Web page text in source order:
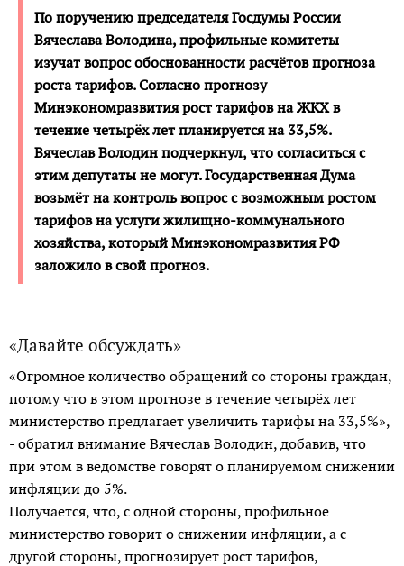
По поручению председателя Госдумы России
Вячеслава Володина, профильные комитеты
изучат вопрос обоснованности расчётов прогноза
роста тарифов. Согласно прогнозу
Минэкономразвития рост тарифов на ЖКХ в
течение четырёх лет планируется на 33,5%.
Вячеслав Володин подчеркнул, что согласиться с
этим депутаты не могут. Государственная Дума
возьмёт на контроль вопрос с возможным ростом
тарифов на услуги жилищно-коммунального
хозяйства, который Минэкономразвития РФ
заложило в свой прогноз.
«Давайте обсуждать»
«Огромное количество обращений со стороны граждан,
потому что в этом прогнозе в течение четырёх лет
министерство предлагает увеличить тарифы на 33,5%»,
- обратил внимание Вячеслав Володин, добавив, что
при этом в ведомстве говорят о планируемом снижении
инфляции до 5%.
Получается, что, с одной стороны, профильное
министерство говорит о снижении инфляции, а с
другой стороны, прогнозирует рост тарифов,